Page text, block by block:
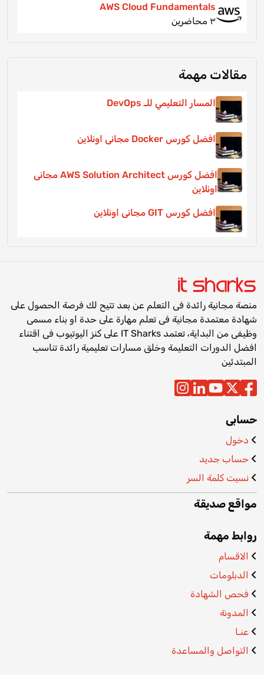
AWS Cloud Fundamentals
٣ محاضرين
مقالات مهمة
المسار التعليمي للـ DevOps
افضل كورس Docker مجانى اونلاين
افضل كورس AWS Solution Architect مجانى
اونلاين
افضل كورس GIT مجانى اونلاين
منصة مجانية رائدة فى التعلم عن بعد تتيح لك فرصة الحصول على
شهادة معتمدة مجانية فى تعلم مهارة على حدة او بناء مسمى
وظيفى من البداية، تعتمد IT Sharks على كنز اليوتيوب فى اقتناء
افضل الدورات التعليمة وخلق مسارات تعليمية رائدة تناسب
المبتدئين
حسابى
دخول
حساب جديد
نسيت كلمة السر
مواقع صديقة
روابط مهمة
الاقسام
الدبلومات
فحص الشهادة
المدونة
عنـا
التواصل والمساعدة